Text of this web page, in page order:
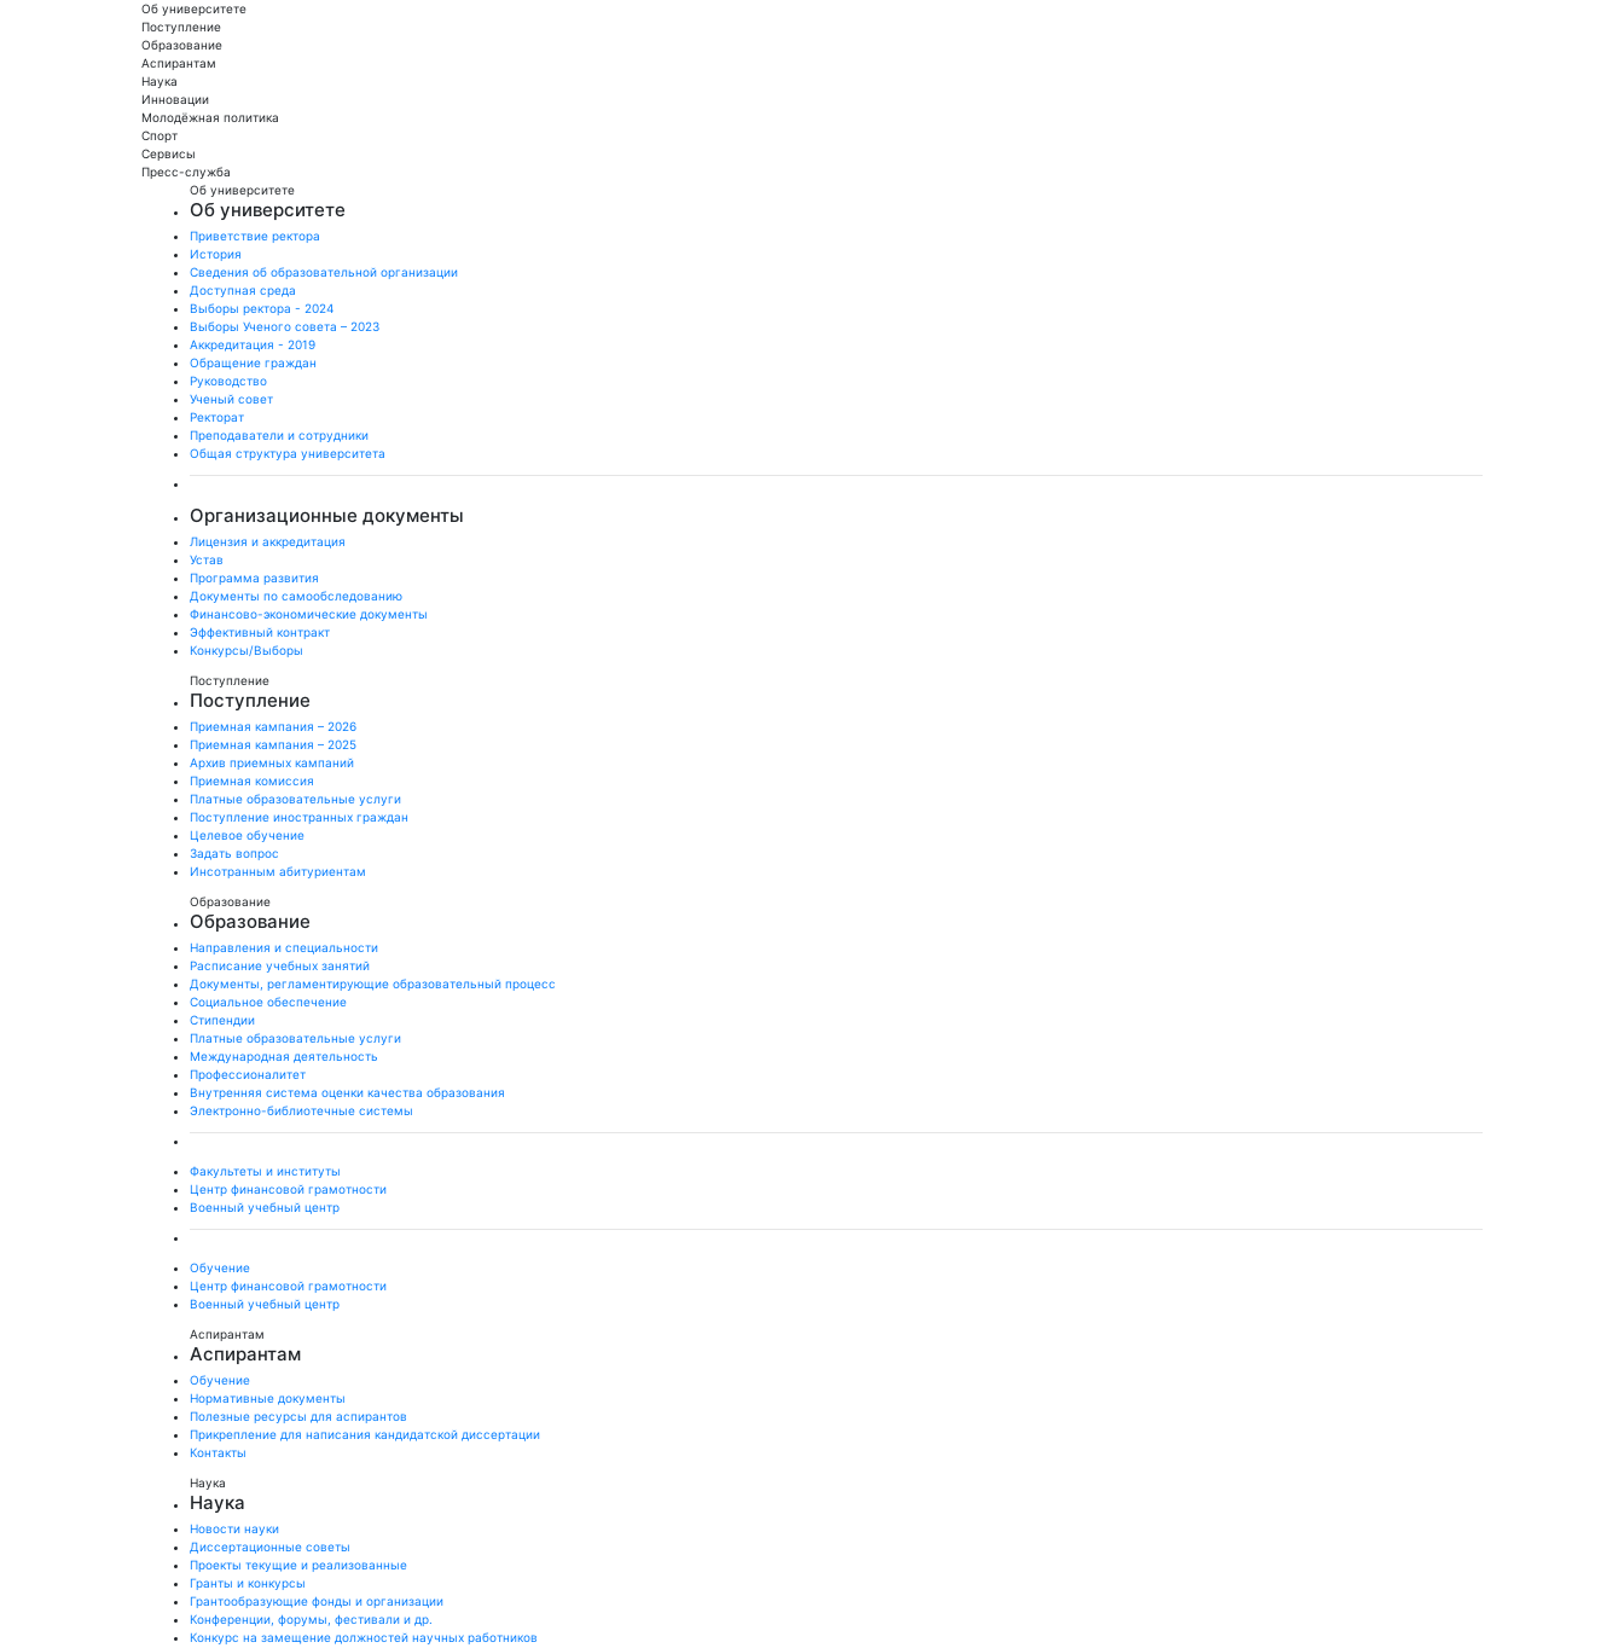
Об университете
Поступление
Образование
Аспирантам
Наука
Инновации
Молодёжная политика
Спорт
Сервисы
Пресс-служба
Об университете
Об университете
Приветствие ректора
История
Сведения об образовательной организации
Доступная среда
Выборы ректора - 2024
Выборы Ученого совета – 2023
Аккредитация - 2019
Обращение граждан
Руководство
Ученый совет
Ректорат
Преподаватели и сотрудники
Общая структура университета
Организационные документы
Лицензия и аккредитация
Устав
Программа развития
Документы по самообследованию
Финансово-экономические документы
Эффективный контракт
Конкурсы/Выборы
Поступление
Поступление
Приемная кампания – 2026
Приемная кампания – 2025
Архив приемных кампаний
Приемная комиссия
Платные образовательные услуги
Поступление иностранных граждан
Целевое обучение
Задать вопрос
Инсотранным абитуриентам
Образование
Образование
Направления и специальности
Расписание учебных занятий
Документы, регламентирующие образовательный процесс
Социальное обеспечение
Стипендии
Платные образовательные услуги
Международная деятельность
Профессионалитет
Внутренняя система оценки качества образования
Электронно-библиотечные системы
Факультеты и институты
Центр финансовой грамотности
Военный учебный центр
Обучение
Центр финансовой грамотности
Военный учебный центр
Аспирантам
Аспирантам
Обучение
Нормативные документы
Полезные ресурсы для аспирантов
Прикрепление для написания кандидатской диссертации
Контакты
Наука
Наука
Новости науки
Диссертационные советы
Проекты текущие и реализованные
Гранты и конкурсы
Грантообразующие фонды и организации
Конференции, форумы, фестивали и др.
Конкурс на замещение должностей научных работников